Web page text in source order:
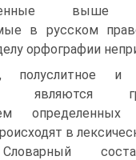
выше
в русском
орфографии
полуслитное и
являются
определенных
в